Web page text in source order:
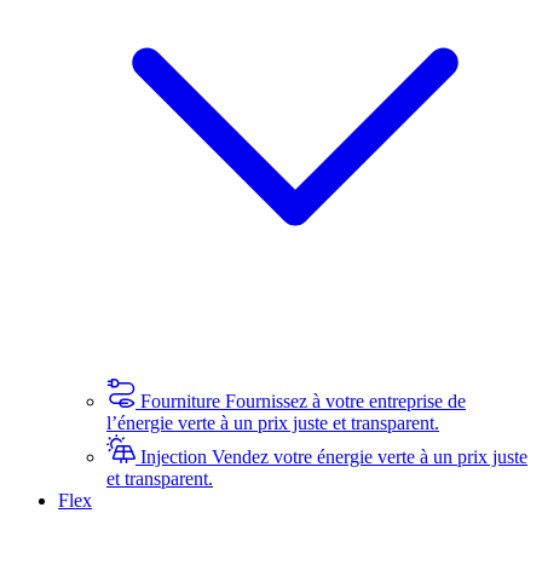
Fourniture Fournissez à votre entreprise de
l’énergie verte à un prix juste et transparent.
Injection Vendez votre énergie verte à un prix juste
et transparent.
Flex